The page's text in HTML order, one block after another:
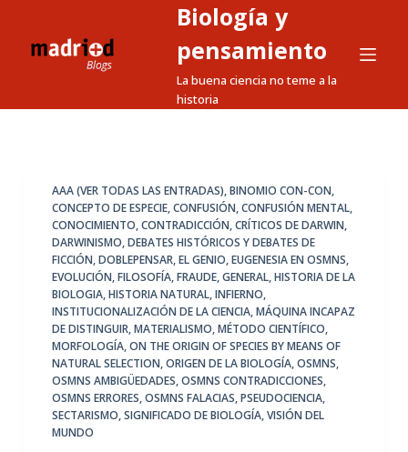
a
Biología y
pensamiento
La buena ciencia no teme a la
historia
AAA (VER TODAS LAS ENTRADAS),BINOMIO CON-CON,
CONCEPTO DE ESPECIE,CONFUSIÓN,CONFUSIÓN MENTAL,
CONOCIMIENTO,CONTRADICCIÓN,CRÍTICOS DE DARWIN,
DARWINISMO,DEBATES HISTÓRICOS Y DEBATES DE
FICCIÓN,DOBLEPENSAR,EL GENIO,EUGENESIA EN OSMNS,
EVOLUCIÓN,FILOSOFÍA,FRAUDE,GENERAL,HISTORIA DE LA
BIOLOGIA,HISTORIA NATURAL,INFIERNO,
INSTITUCIONALIZACIÓN DE LA CIENCIA,MÁQUINA INCAPAZ
DE DISTINGUIR,MATERIALISMO,MÉTODO CIENTÍFICO,
MORFOLOGÍA,ON THE ORIGIN OF SPECIES BY MEANS OF
NATURAL SELECTION,ORIGEN DE LA BIOLOGÍA,OSMNS,
OSMNS AMBIGÜEDADES,OSMNS CONTRADICCIONES,
OSMNS ERRORES,OSMNS FALACIAS,PSEUDOCIENCIA,
SECTARISMO,SIGNIFICADO DE BIOLOGÍA,VISIÓN DEL
MUNDO